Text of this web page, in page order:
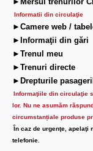
►Mersul trenurilor
Informatii din circulaţie
►Camere web /
►Informaţii din gări
►Trenul meu
►Trenuri directe
►Drepturile
Informaţiile din circulaţie
lor. Nu ne asumăm
circumstanțiale produse
În caz de urgenţe, apelaţi
telefonie.